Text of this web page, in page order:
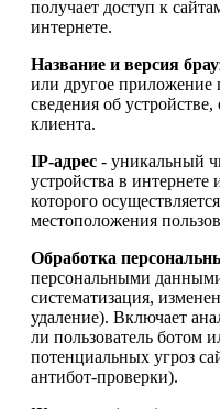
получает доступ к
интернете.
Название и версия
или другое приложение
сведения об
клиента.
IP-адрес - уникальный
устройства в
которого
местоположения
Обработка
персональными
систематизация,
удаление). Включает
ли пользователь ботом
потенциальных угроз
антибот-проверки).